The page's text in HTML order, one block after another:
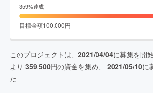
359%達成
目標金額100,000円
このプロジェクトは、 2021/04/04に募集を開
より 359,500円の資金を集め、 2021/05/10に
た